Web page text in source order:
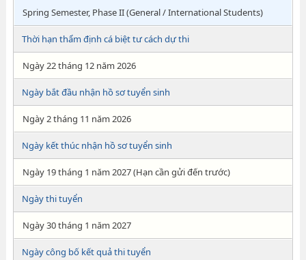
Spring Semester, Phase II (General / International Students)
Thời hạn thẩm định cá biệt tư cách dự thi
Ngày 22 tháng 12 năm 2026
Ngày bắt đầu nhận hồ sơ tuyển sinh
Ngày 2 tháng 11 năm 2026
Ngày kết thúc nhận hồ sơ tuyển sinh
Ngày 19 tháng 1 năm 2027 (Hạn cần gửi đến trước)
Ngày thi tuyển
Ngày 30 tháng 1 năm 2027
Ngày công bố kết quả thi tuyển